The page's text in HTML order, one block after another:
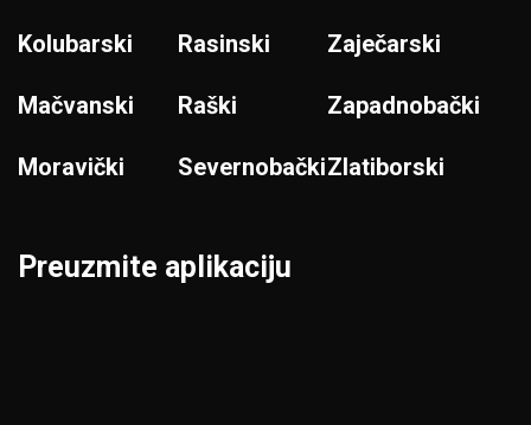
Kolubarski
Mačvanski
Moravički
Rasinski
Raški
Severnobački
Zaječarski
Zapadnobački
Zlatiborski
Preuzmite aplikaciju